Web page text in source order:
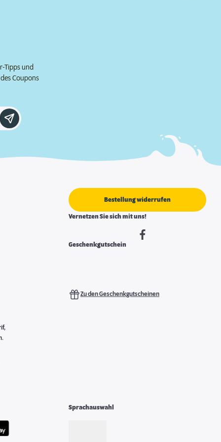
Tipps und
Coupons
Bestellung widerrufen
Vernetzen Sie sich mit uns!
Geschenkgutschein
Zu den Geschenkgutscheinen
Sprachauswahl